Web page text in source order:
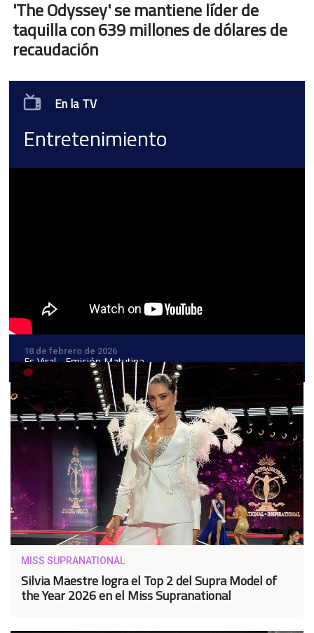
'The Odyssey' se mantiene líder de
taquilla con 639 millones de dólares de
recaudación
En la TV
Entretenimiento
18 de febrero de 2026
Es Viral - Emisión Matutina
MISS SUPRANATIONAL
Silvia Maestre logra el Top 2 del Supra Model of
the Year 2026 en el Miss Supranational